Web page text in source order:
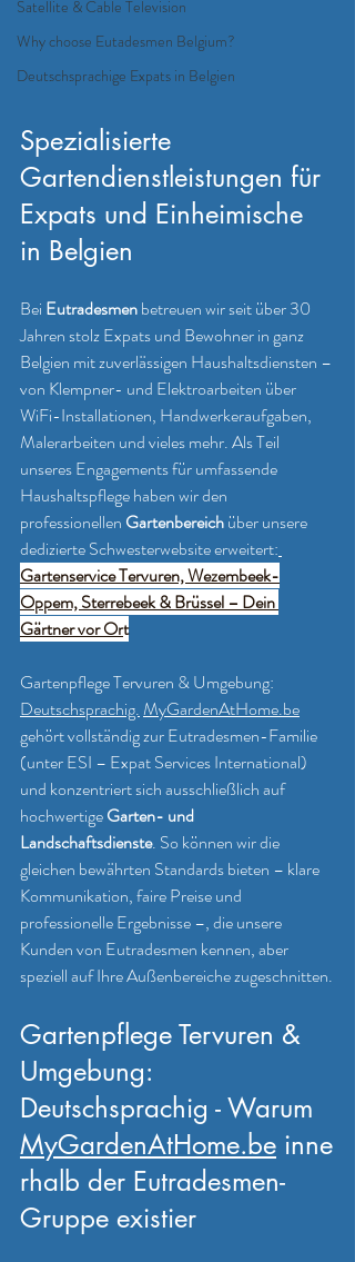
Satellite & Cable Television
Why choose Eutadesmen Belgium?
Deutschsprachige Expats in Belgien
Spezialisierte
Gartendienstleistungen für
Expats und Einheimische
in Belgien
Bei Eutradesmen betreuen wir seit über 30
Jahren stolz Expats und Bewohner in ganz
Belgien mit zuverlässigen Haushaltsdiensten –
von Klempner- und Elektroarbeiten über
WiFi-Installationen, Handwerkeraufgaben,
Malerarbeiten und vieles mehr. Als Teil
unseres Engagements für umfassende
Haushaltspflege haben wir den
professionellen Gartenbereich über unsere
dedizierte Schwesterwebsite erweitert:
Gartenservice Tervuren, Wezembeek-
Oppem, Sterrebeek & Brüssel – Dein
Gärtner vor Ort
Gartenpflege Tervuren & Umgebung:
Deutschsprachig.MyGardenAtHome.be
gehört vollständig zur Eutradesmen-Familie
(unter ESI – Expat Services International)
und konzentriert sich ausschließlich auf
hochwertige Garten- und
Landschaftsdienste. So können wir die
gleichen bewährten Standards bieten – klare
Kommunikation, faire Preise und
professionelle Ergebnisse –, die unsere
Kunden von Eutradesmen kennen, aber
speziell auf Ihre Außenbereiche zugeschnitten.
Gartenpflege Tervuren &
Umgebung:
Deutschsprachig - Warum
MyGardenAtHome.be inne
rhalb der Eutradesmen-
Gruppe existier